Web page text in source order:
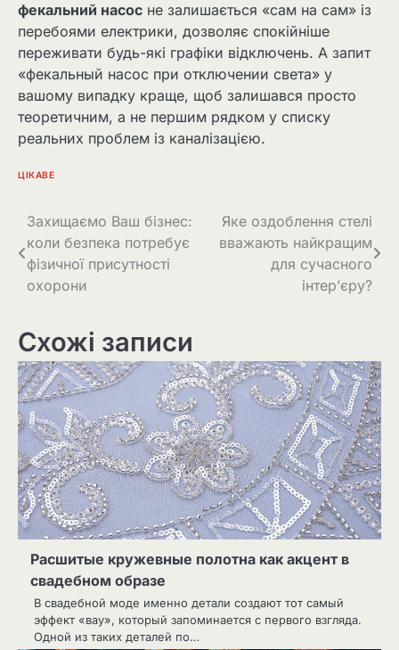
фекальний насос не залишається «сам на сам» із
перебоями електрики, дозволяє спокійніше
переживати будь-які графіки відключень. А запит
«фекальный насос при отключении света» у
вашому випадку краще, щоб залишався просто
теоретичним, а не першим рядком у списку
реальних проблем із каналізацією.
ЦІКАВЕ
Навігація
записів
Захищаємо Ваш бізнес:
коли безпека потребує
фізичної присутності
охорони
Яке оздоблення стелі
вважають найкращим
для сучасного
інтер’єру?
Схожі записи
Расшитые кружевные полотна как акцент в
свадебном образе
В свадебной моде именно детали создают тот самый
эффект «вау», который запоминается с первого взгляда.
Одной из таких деталей по…